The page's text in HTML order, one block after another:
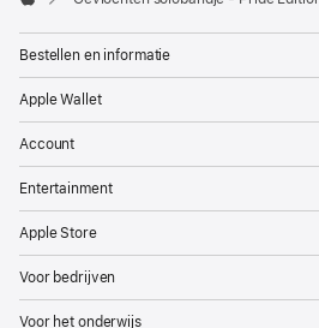
Bestellen en informatie
Apple Wallet
Account
Entertainment
Apple Store
Voor bedrijven
Voor het onderwijs